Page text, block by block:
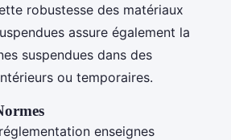
robustesse des matériaux
assure également la
suspendues dans des
ou temporaires.
enseignes